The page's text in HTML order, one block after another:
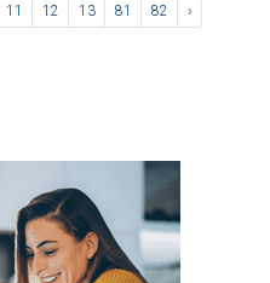
11 12 13 81 82 ›